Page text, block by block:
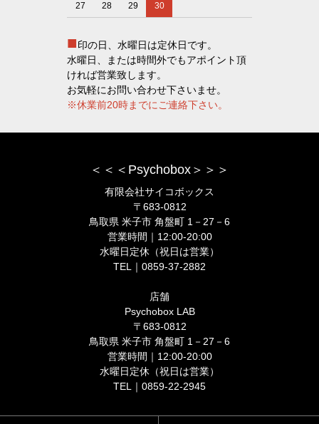
27 28 29 30
■印の日、水曜日は定休日です。
水曜日、または時間外でもアポイント頂
ければ営業致します。
お気軽にお問い合わせ下さいませ。
※休業前20時までにご連絡下さい。
＜＜＜Psychobox＞＞＞
有限会社サイコボックス
〒683-0812
鳥取県 米子市 角盤町 1－27－6
営業時間｜12:00-20:00
水曜日定休（祝日は営業）
TEL｜0859-37-2882
店舗
Psychobox LAB
〒683-0812
鳥取県 米子市 角盤町 1－27－6
営業時間｜12:00-20:00
水曜日定休（祝日は営業）
TEL｜0859-22-2945